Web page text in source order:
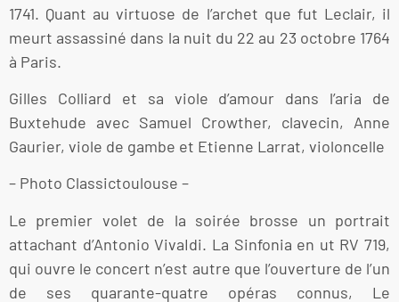
1741. Quant au virtuose de l’archet que fut Leclair, il
meurt assassiné dans la nuit du 22 au 23 octobre 1764
à Paris.
Gilles Colliard et sa viole d’amour dans l’aria de
Buxtehude avec Samuel Crowther, clavecin, Anne
Gaurier, viole de gambe et Etienne Larrat, violoncelle
– Photo Classictoulouse –
Le premier volet de la soirée brosse un portrait
attachant d’Antonio VivaIdi. La Sinfonia en ut RV 719,
qui ouvre le concert n’est autre que l’ouverture de l’un
de ses quarante-quatre opéras connus, Le